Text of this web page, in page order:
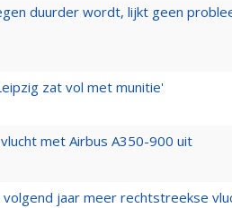
duurder wordt, lijkt geen
zat vol met munitie'
met Airbus A350-900 uit
jaar meer rechtstreekse